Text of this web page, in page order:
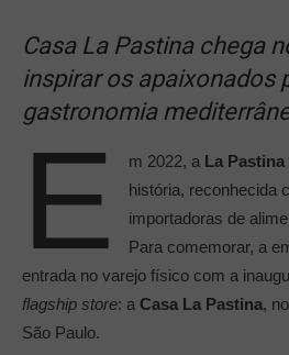
Casa La Pastina chega
inspirar os apaixonados
gastronomia
E m 2022, a La Pastina
história, reconhecida
importadoras de
Para comemorar, a
entrada no varejo físico com a
flagship store: a Casa La Pastina,
São Paulo.